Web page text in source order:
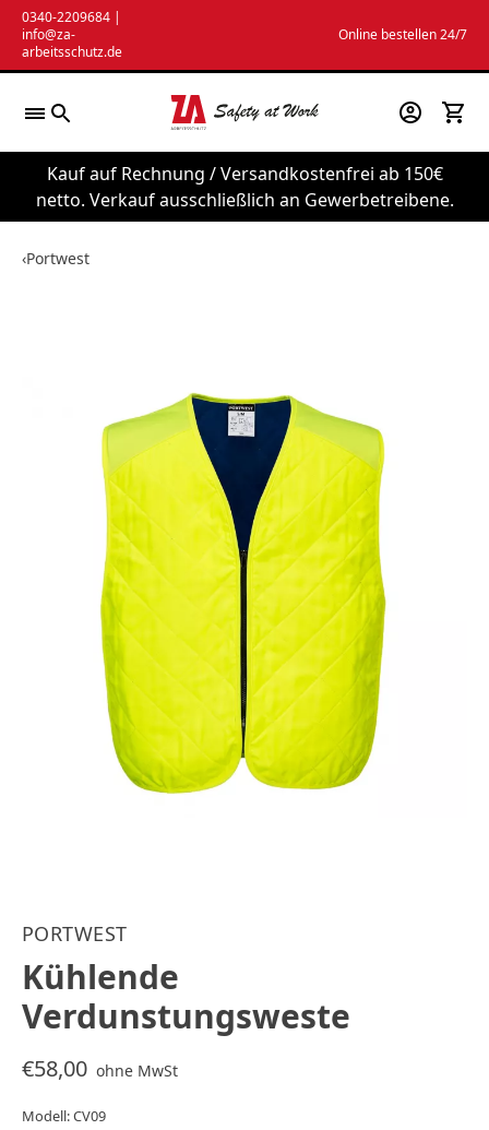
Zum
Inhalt
springen
0340-2209684 |
info@za-
arbeitsschutz.de
Online bestellen 24/7
Kauf auf Rechnung / Versandkostenfrei ab 150€
netto. Verkauf ausschließlich an Gewerbetreibene.
‹Portwest
PORTWEST
Kühlende
Verdunstungsweste
€58,00 ohne MwSt
Modell: CV09